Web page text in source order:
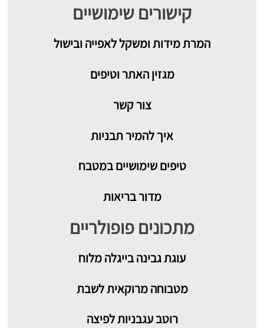
קישורים שימושיים
המרת מידות ומשקל לאפייה ובישול
מגזין האתר וטיפים
צור קשר
איך להמיר תבניות
טיפים שימושיים במטבח
מדור בריאות
מתכונים פופולריים
עוגת גבינה בייגלה מלוח
מטבוחה מרוקאית לשבת
רוטב עגבניות לפיצה